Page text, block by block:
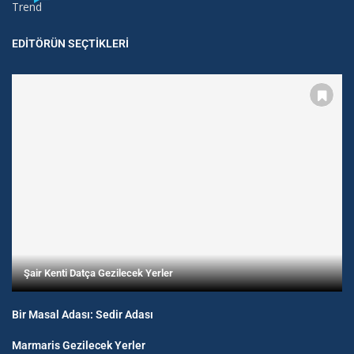
Trend
EDITÖRÜN SEÇTIKLERI
Şair Kenti Datça Gezilecek Yerler
Bir Masal Adası: Sedir Adası
Marmaris Gezilecek Yerler